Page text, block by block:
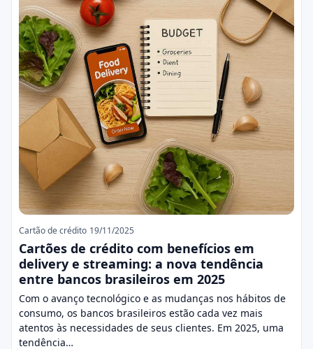
Cartão de crédito 19/11/2025
Cartões de crédito com benefícios em
delivery e streaming: a nova tendência
entre bancos brasileiros em 2025
Com o avanço tecnológico e as mudanças nos hábitos de
consumo, os bancos brasileiros estão cada vez mais
atentos às necessidades de seus clientes. Em 2025, uma
tendência…